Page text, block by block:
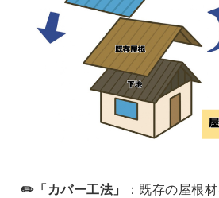
✏️「カバー工法」
：既存の屋根